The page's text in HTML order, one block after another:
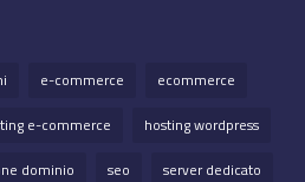
e-commerce
ecommerce
e-commerce
hosting wordpress
dominio seo
server dedicato